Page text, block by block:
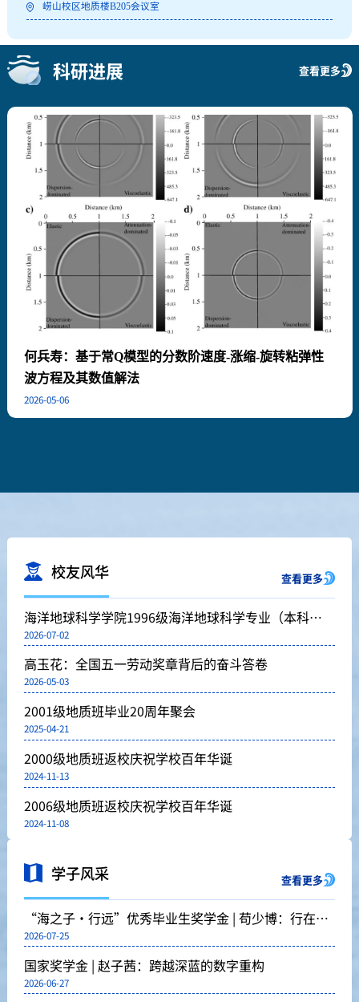
崂山校区地质楼B205会议室
科研进展 查看更多
何兵寿：基于常Q模型的分数阶速度-涨缩-旋转粘弹性
波方程及其数值解法
2026-05-06
校友风华 查看更多
海洋地球科学学院1996级海洋地球科学专业（本科）
校友梁全胜获评“全国优秀共产党员”
2026-07-02
高玉花：全国五一劳动奖章背后的奋斗答卷
2026-05-03
2001级地质班毕业20周年聚会
2025-04-21
2000级地质班返校庆祝学校百年华诞
2024-11-13
2006级地质班返校庆祝学校百年华诞
2024-11-08
学子风采 查看更多
“海之子·行远”优秀毕业生奖学金 | 苟少博：行在山
海
2026-07-25
国家奖学金 | 赵子茜：跨越深蓝的数字重构
2026-06-27